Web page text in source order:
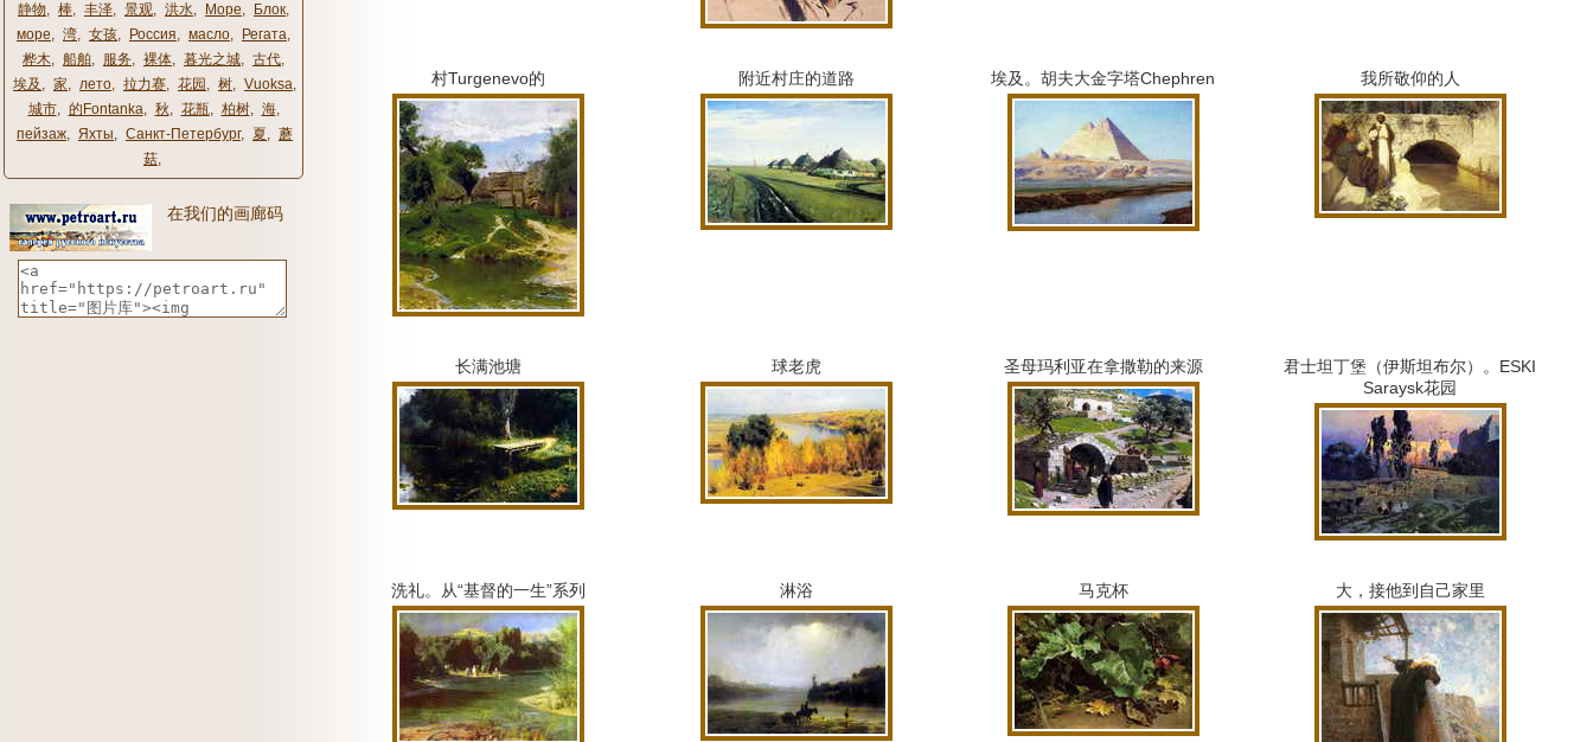
静物, 棒, 丰泽, 景观, 洪水, Море, Блок,
море, 湾, 女孩, Россия, масло, Регата,
桦木, 船舶, 服务, 裸体, 暮光之城, 古代,
埃及 , 家, лето, 拉力赛, 花园 , 树, Vuoksa,
城市, 的Fontanka, 秋, 花瓶, 柏树, 海,
пейзаж, Яхты, Санкт-Петербург, 夏, 蘑
菇,
在我们的画廊码
村Turgenevo的 附近村庄的道路 埃及。 胡夫大金字塔Chephren 我所敬仰的人
长满池塘 球老虎 圣母玛利亚在拿撒勒的来源 君士坦丁堡（伊斯坦布尔）。 ESKI
Saraysk花园
洗礼。 从“基督的一生”系列 淋浴 马克杯 大，接他到自己家里